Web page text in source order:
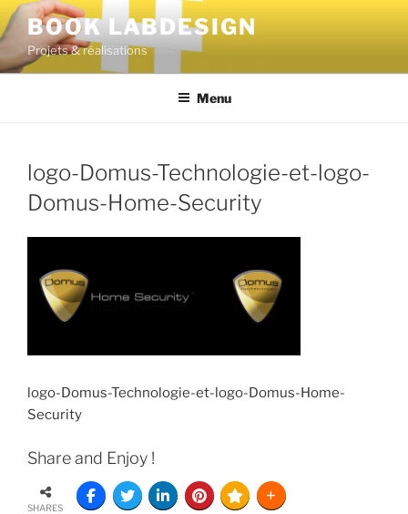
BOOK LABDESIGN
Projets & réalisations
Menu
logo-Domus-Technologie-et-logo-
Domus-Home-Security
logo-Domus-Technologie-et-logo-Domus-Home-
Security
Share and Enjoy !
SHARES